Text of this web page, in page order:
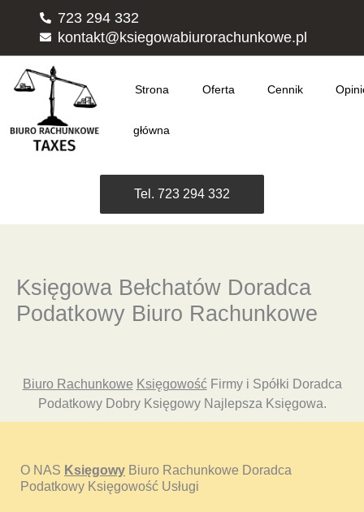
723 294 332
kontakt@ksiegowabiurorachunkowe.pl
Strona
główna
Oferta Cennik
Tel. 723 294 332
Księgowa Bełchatów Doradca
Podatkowy Biuro Rachunkowe
Biuro Rachunkowe KsięgowośćFirmy i Spółki Doradca
Podatkowy Dobry Księgowy Najlepsza Księgowa.
O NAS Księgowy Biuro Rachunkowe Doradca
Podatkowy Księgowość Usługi